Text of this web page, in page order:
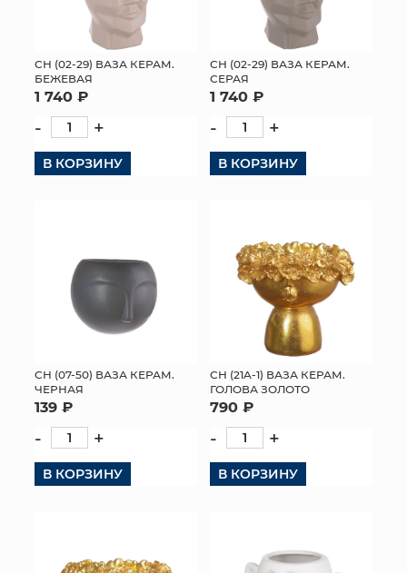
СН (02-29) ВАЗА КЕРАМ.
БЕЖЕВАЯ
1 740 ₽
- +
В КОРЗИНУ
СН (02-29) ВАЗА КЕРАМ.
СЕРАЯ
1 740 ₽
- +
В КОРЗИНУ
СН (07-50) ВАЗА КЕРАМ.
ЧЕРНАЯ
139 ₽
- +
В КОРЗИНУ
СН (21A-1) ВАЗА КЕРАМ.
ГОЛОВА ЗОЛОТО
790 ₽
- +
В КОРЗИНУ